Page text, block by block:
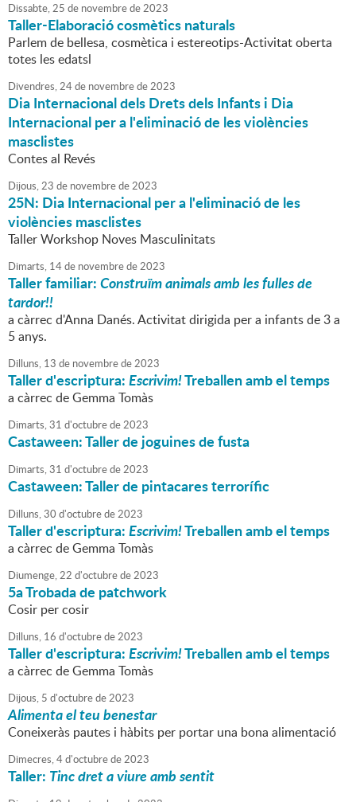
Dissabte,25 de novembrede2023
Taller-Elaboració cosmètics naturals
Parlem de bellesa, cosmètica i estereotips-Activitat oberta
totes les edatsl
Divendres,24de novembrede2023
Dia Internacional dels Drets dels Infants i Dia
Internacional per a l'eliminació de les violències
masclistes
Contes al Revés
Dijous,23 de novembrede2023
25N: Dia Internacional per a l'eliminació de les
violències masclistes
Taller Workshop Noves Masculinitats
Dimarts, 14de novembrede2023
Taller familiar:Construïm animals amb les fulles de
tardor!!
a càrrec d'Anna Danés. Activitat dirigida per a infants de 3 a
5 anys.
Dilluns, 13 de novembrede2023
Taller d'escriptura:Escrivim!Treballen amb el temps
a càrrec de Gemma Tomàs
Dimarts,31 d'octubrede2023
Castaween: Taller de joguines de fusta
Dimarts,31 d'octubrede2023
Castaween: Taller de pintacares terrorífic
Dilluns,30 d'octubrede2023
Taller d'escriptura:Escrivim!Treballen amb el temps
a càrrec de Gemma Tomàs
Diumenge,22 d'octubrede2023
5a Trobada de patchwork
Cosir per cosir
Dilluns, 16 d'octubrede2023
Taller d'escriptura:Escrivim!Treballen amb el temps
a càrrec de Gemma Tomàs
Dijous, 5 d'octubrede2023
Alimenta el teu benestar
Coneixeràs pautes i hàbits per portar una bona alimentació
Dimecres,4d'octubrede2023
Taller: Tinc dret a viure amb sentit